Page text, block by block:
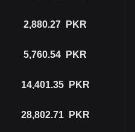
2,880.27 PKR
5,760.54 PKR
14,401.35 PKR
28,802.71 PKR